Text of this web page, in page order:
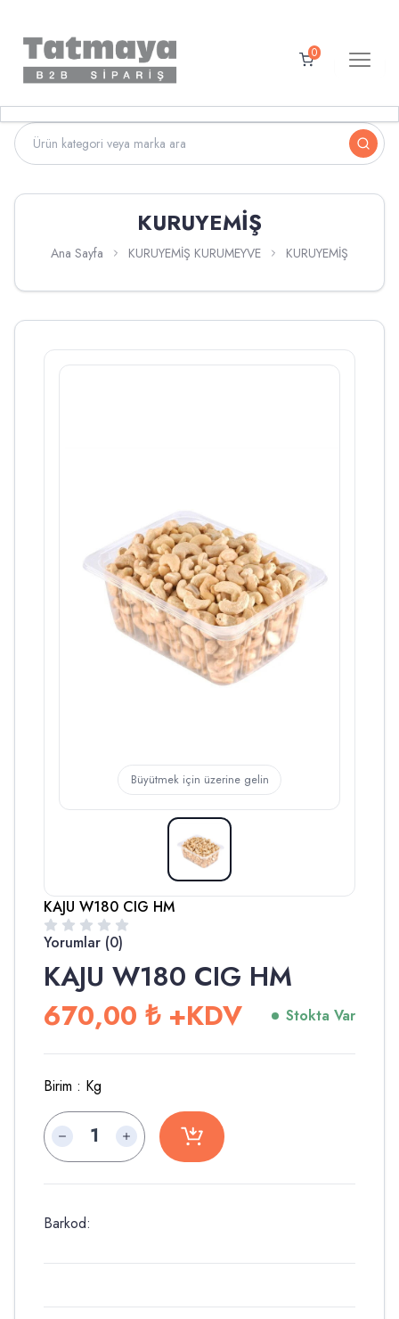
0
KURUYEMİŞ
Ana Sayfa KURUYEMİŞ KURUMEYVE KURUYEMİŞ
Büyütmek için üzerine gelin
KAJU W180 CIG HM
Yorumlar (0)
KAJU W180 CIG HM
670,00 ₺ +KDV Stokta Var
Birim : Kg
Barkod: